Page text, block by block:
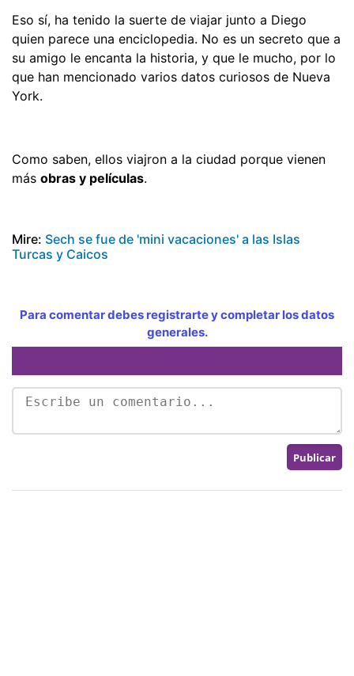
Eso sí, ha tenido la suerte de viajar junto a Diego
quien parece una enciclopedia. No es un secreto que a
su amigo le encanta la historia, y que le mucho, por lo
que han mencionado varios datos curiosos de Nueva
York.
Como saben, ellos viajron a la ciudad porque vienen
más obras y películas.
Mire: Sech se fue de 'mini vacaciones' a las Islas
Turcas y Caicos
Para comentar debes registrarte y completar los datos
generales.